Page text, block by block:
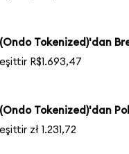
Tokenized)'dan
R$1.693,47
Tokenized)'dan
zł 1.231,72